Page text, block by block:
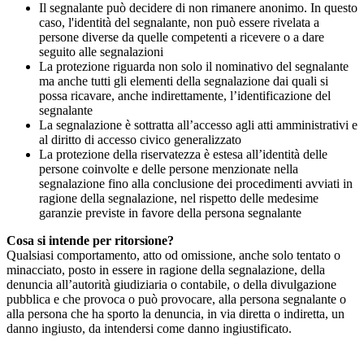
Il segnalante può decidere di non rimanere anonimo. In questo
caso, l'identità del segnalante, non può essere rivelata a
persone diverse da quelle competenti a ricevere o a dare
seguito alle segnalazioni
La protezione riguarda non solo il nominativo del segnalante
ma anche tutti gli elementi della segnalazione dai quali si
possa ricavare, anche indirettamente, l’identificazione del
segnalante
La segnalazione è sottratta all’accesso agli atti amministrativi e
al diritto di accesso civico generalizzato
La protezione della riservatezza è estesa all’identità delle
persone coinvolte e delle persone menzionate nella
segnalazione fino alla conclusione dei procedimenti avviati in
ragione della segnalazione, nel rispetto delle medesime
garanzie previste in favore della persona segnalante
Cosa si intende per ritorsione?
Qualsiasi comportamento, atto od omissione, anche solo tentato o
minacciato, posto in essere in ragione della segnalazione, della
denuncia all’autorità giudiziaria o contabile, o della divulgazione
pubblica e che provoca o può provocare, alla persona segnalante o
alla persona che ha sporto la denuncia, in via diretta o indiretta, un
danno ingiusto, da intendersi come danno ingiustificato.